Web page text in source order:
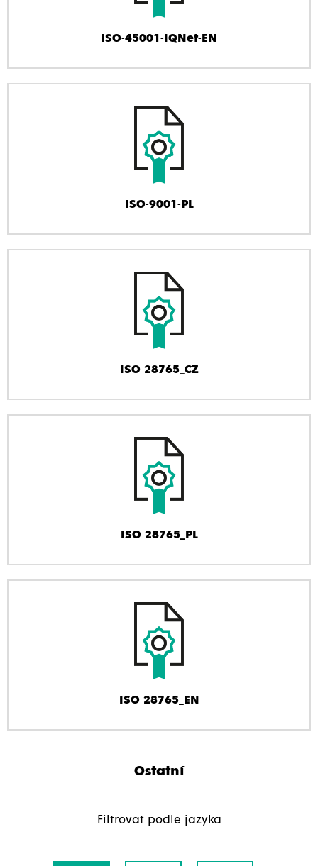
ISO-45001-IQNet-EN
ISO-9001-PL
ISO 28765_CZ
ISO 28765_PL
ISO 28765_EN
Ostatní
Filtrovat podle jazyka